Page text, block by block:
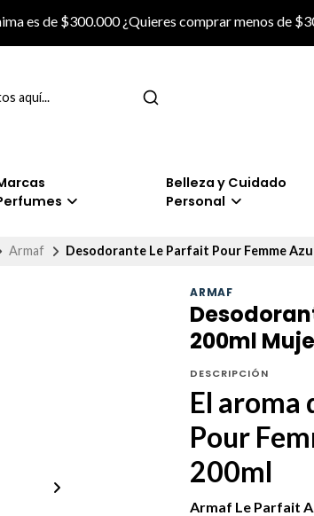
es de $300.000 ¿Quieres comprar menos de
Belleza y Cuidado
Personal
Armaf Desodorante Le Parfait Pour Femme
ARMAF
200ml
DESCRIPCIÓN
El aroma
Pour
200ml
Armaf Le Parfait